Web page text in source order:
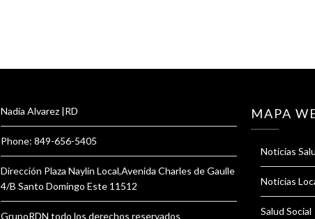
Nadia Alvarez |RD
Phone: 849-656-5405
Dirección Plaza Naylin Local,Avenida Charles de Gaulle
4/B Santo Domingo Este 11512
GrupoRDN todo los derechos reservados
MAPA
Noticias
Noticias
Salud Social